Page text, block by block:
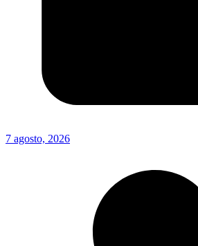
7 agosto, 2026